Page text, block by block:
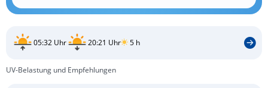
05:32 Uhr 20:21 Uhr 5 h
UV-Belastung und Empfehlungen